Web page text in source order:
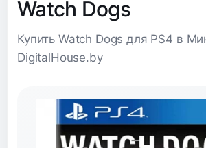
Watch Dogs
Купить Watch Dogs для PS4 в
DigitalHouse.by